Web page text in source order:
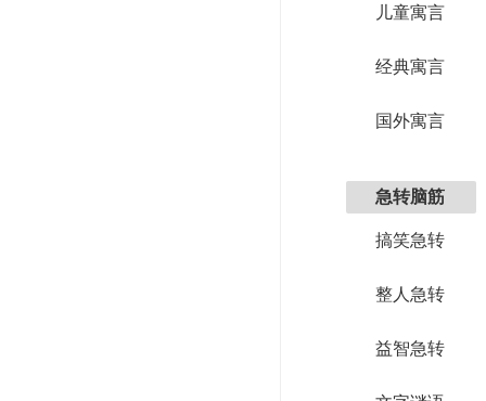
儿童寓言
经典寓言
国外寓言
急转脑筋
搞笑急转
整人急转
益智急转